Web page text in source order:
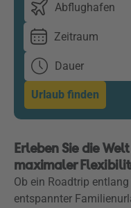
Abflughafen
Zeitraum
Dauer
Urlaub finden
Erleben Sie die
maximaler
Ob ein Roadtrip
entspannter